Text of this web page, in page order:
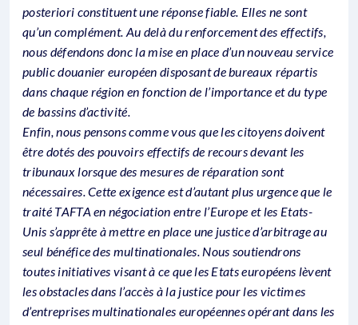
posteriori constituent une réponse fiable. Elles ne sont
qu’un complément. Au delà du renforcement des effectifs,
nous défendons donc la mise en place d’un nouveau service
public douanier européen disposant de bureaux répartis
dans chaque région en fonction de l’importance et du type
de bassins d’activité.
Enfin, nous pensons comme vous que les citoyens doivent
être dotés des pouvoirs effectifs de recours devant les
tribunaux lorsque des mesures de réparation sont
nécessaires. Cette exigence est d’autant plus urgence que le
traité TAFTA en négociation entre l’Europe et les Etats-
Unis s’apprête à mettre en place une justice d’arbitrage au
seul bénéfice des multinationales. Nous soutiendrons
toutes initiatives visant à ce que les Etats européens lèvent
les obstacles dans l’accès à la justice pour les victimes
d’entreprises multinationales européennes opérant dans les